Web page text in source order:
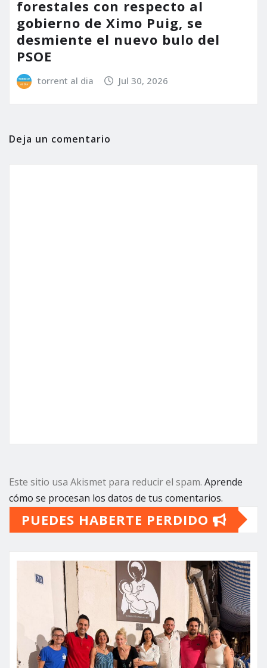
forestales con respecto al
gobierno de Ximo Puig, se
desmiente el nuevo bulo del
PSOE
torrent al dia Jul 30, 2026
Deja un comentario
Este sitio usa Akismet para reducir el spam. Aprende
cómo se procesan los datos de tus comentarios.
PUEDES HABERTE PERDIDO